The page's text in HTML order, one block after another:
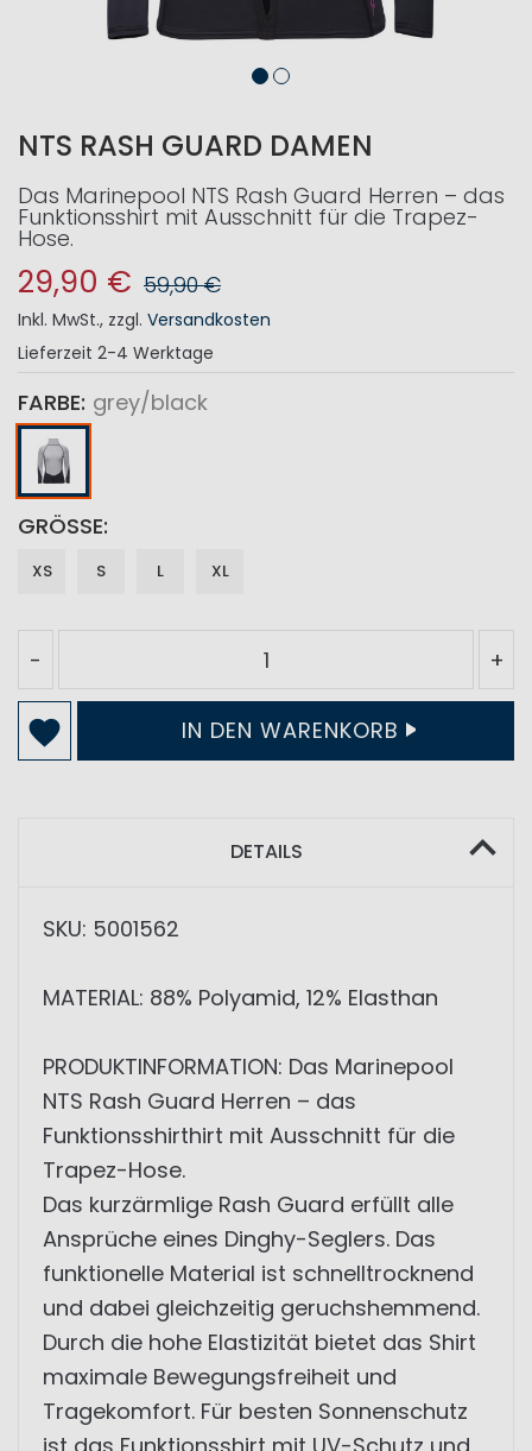
NTS RASH GUARD DAMEN
Das Marinepool NTS Rash Guard Herren – das
Funktionsshirt mit Ausschnitt für die Trapez-
Hose.
29,90 € 59,90 €
Inkl. MwSt., zzgl. Versandkosten
Lieferzeit 2-4 Werktage
FARBE grey/black
GRÖSSE
XS S L XL
- +
IN DEN WARENKORB
DETAILS
SKU: 5001562
MATERIAL: 88% Polyamid, 12% Elasthan
PRODUKTINFORMATION: Das Marinepool
NTS Rash Guard Herren – das
Funktionsshirthirt mit Ausschnitt für die
Trapez-Hose.
Das kurzärmlige Rash Guard erfüllt alle
Ansprüche eines Dinghy-Seglers. Das
funktionelle Material ist schnelltrocknend
und dabei gleichzeitig geruchshemmend.
Durch die hohe Elastizität bietet das Shirt
maximale Bewegungsfreiheit und
Tragekomfort. Für besten Sonnenschutz